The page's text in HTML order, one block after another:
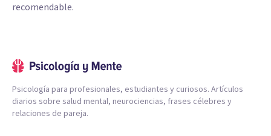
recomendable.
Psicología para profesionales, estudiantes y curiosos. Artículos
diarios sobre salud mental, neurociencias, frases célebres y
relaciones de pareja.